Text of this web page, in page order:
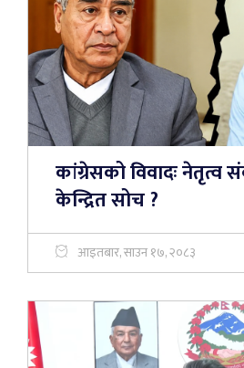
कांग्रेसको विवादः नेतृत्व
केन्द्रित सोच ?
आइतबार, साउन १७, २०८३